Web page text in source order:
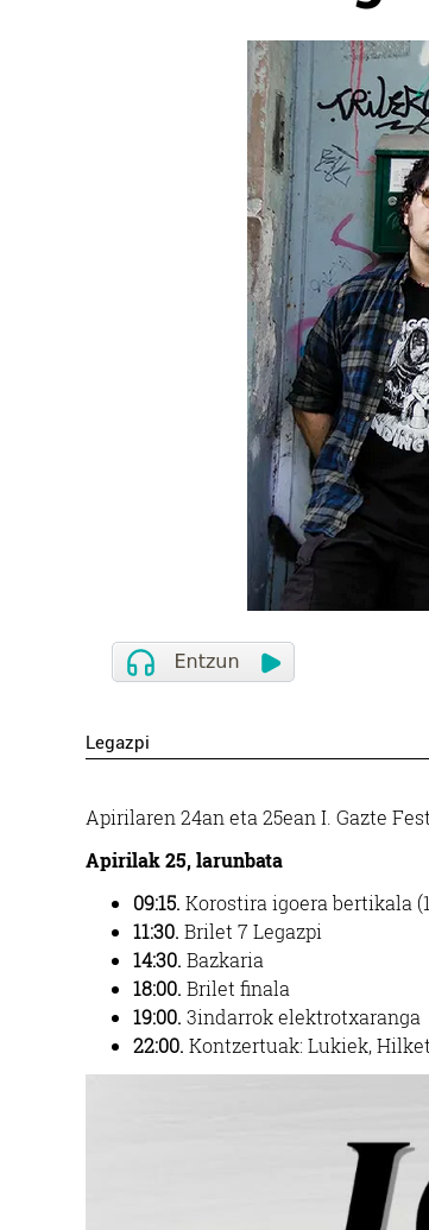
Legazpi
Apirilaren 24an eta 25ean I. Gazte
Apirilak 25, larunbata
09:15. Korostira igoera bertikala
11:30. Brilet 7 Legazpi
14:30. Bazkaria
18:00. Brilet finala
19:00. 3indarrok elektrotxaranga
22:00. Kontzertuak: Lukiek,